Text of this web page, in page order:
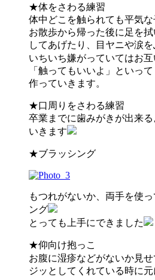
★体をさわる練習
体中どこを触られても平気な
お散歩から帰った後に足を
してあげたり、目ヤニや涙
いちいち嫌がっていてはお
「触ってもいいよ」といっ
作っていきます。
★口周りをさわる練習
卒業までに歯みがきが出来
いきます
★ブラッシング
もつれがないか、両手を使
ング
とっても上手にできました
★仰向け抱っこ
お腹に湿疹などがないか見
ジッとしてくれている時に元